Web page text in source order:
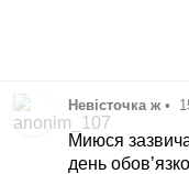
Невісточка ж •
Миюся
день